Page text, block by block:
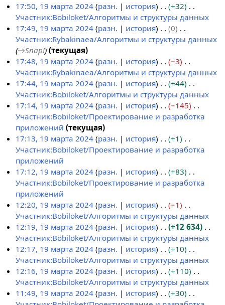
9
р
а
17:50, 19 марта 2024 разн. история
+32
Участник:Bobiloket/Алгоритмы и структуры данных
Н
е
т
о
п
и
с
а
н
и
я
п
р
а
в
к
и
17:49, 19 марта 2024 разн. история
0
Участник:Rybakinaea/Алгоритмы и структуры данных
→Snap!
текущая
17:48, 19 марта 2024 разн. история
−3
Участник:Rybakinaea/Алгоритмы и структуры данных
Н
е
т
о
п
и
с
а
н
и
я
п
р
а
в
к
и
17:44, 19 марта 2024 разн. история
+44
Участник:Bobiloket/Алгоритмы и структуры данных
Н
е
т
о
п
и
с
а
н
и
я
п
р
а
в
к
и
17:14, 19 марта 2024 разн. история
−145
Участник:Bobiloket/Проектирование и разработка
приложений
Н
е
т
о
п
и
с
а
н
и
я
п
р
а
в
текущая
17:13, 19 марта 2024 разн. история
+1
Участник:Bobiloket/Проектирование и разработка
приложений
Н
е
т
о
п
и
с
а
н
и
я
п
17:12, 19 марта 2024 разн. история
+83
Участник:Bobiloket/Проектирование и разработка
приложений
Н
е
т
о
п
и
с
а
н
12:20, 19 марта 2024 разн. история
−1
Участник:Bobiloket/Алгоритмы и структуры данных
Н
е
т
о
п
и
с
12:19, 19 марта 2024 разн. история
+12 634
Участник:Bobiloket/Алгоритмы и структуры данных
Н
е
т
о
п
12:17, 19 марта 2024 разн. история
+10
Участник:Bobiloket/Алгоритмы и структуры данных
Н
е
т
12:16, 19 марта 2024 разн. история
+110
Участник:Bobiloket/Алгоритмы и структуры данных
Н
11:49, 19 марта 2024 разн. история
+30